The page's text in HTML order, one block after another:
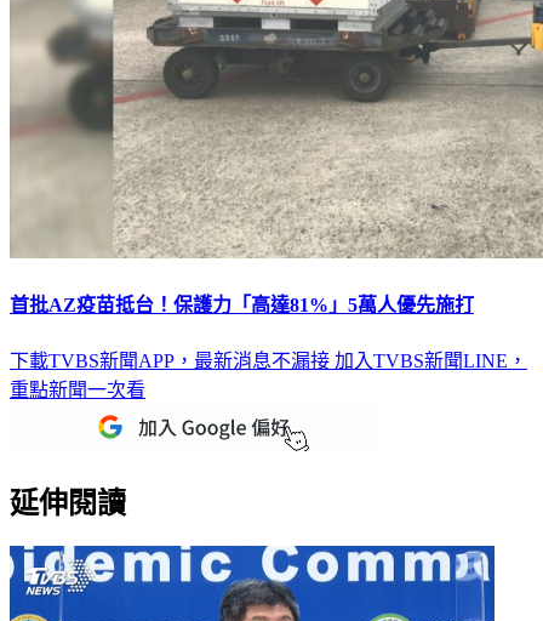
首批AZ疫苗抵台！保護力「高達81%」5萬人優先施打
下載TVBS新聞APP，最新消息不漏接 加入TVBS新聞LINE，
重點新聞一次看
延伸閱讀